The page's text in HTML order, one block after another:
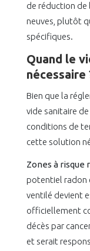
de réduction de
neuves, plutôt
spécifiques.
Quand le
nécessaire
Bien que la
vide sanitaire
conditions de
cette solution
Zones à risque
potentiel radon
ventilé devient
officiellement
décès par
et serait